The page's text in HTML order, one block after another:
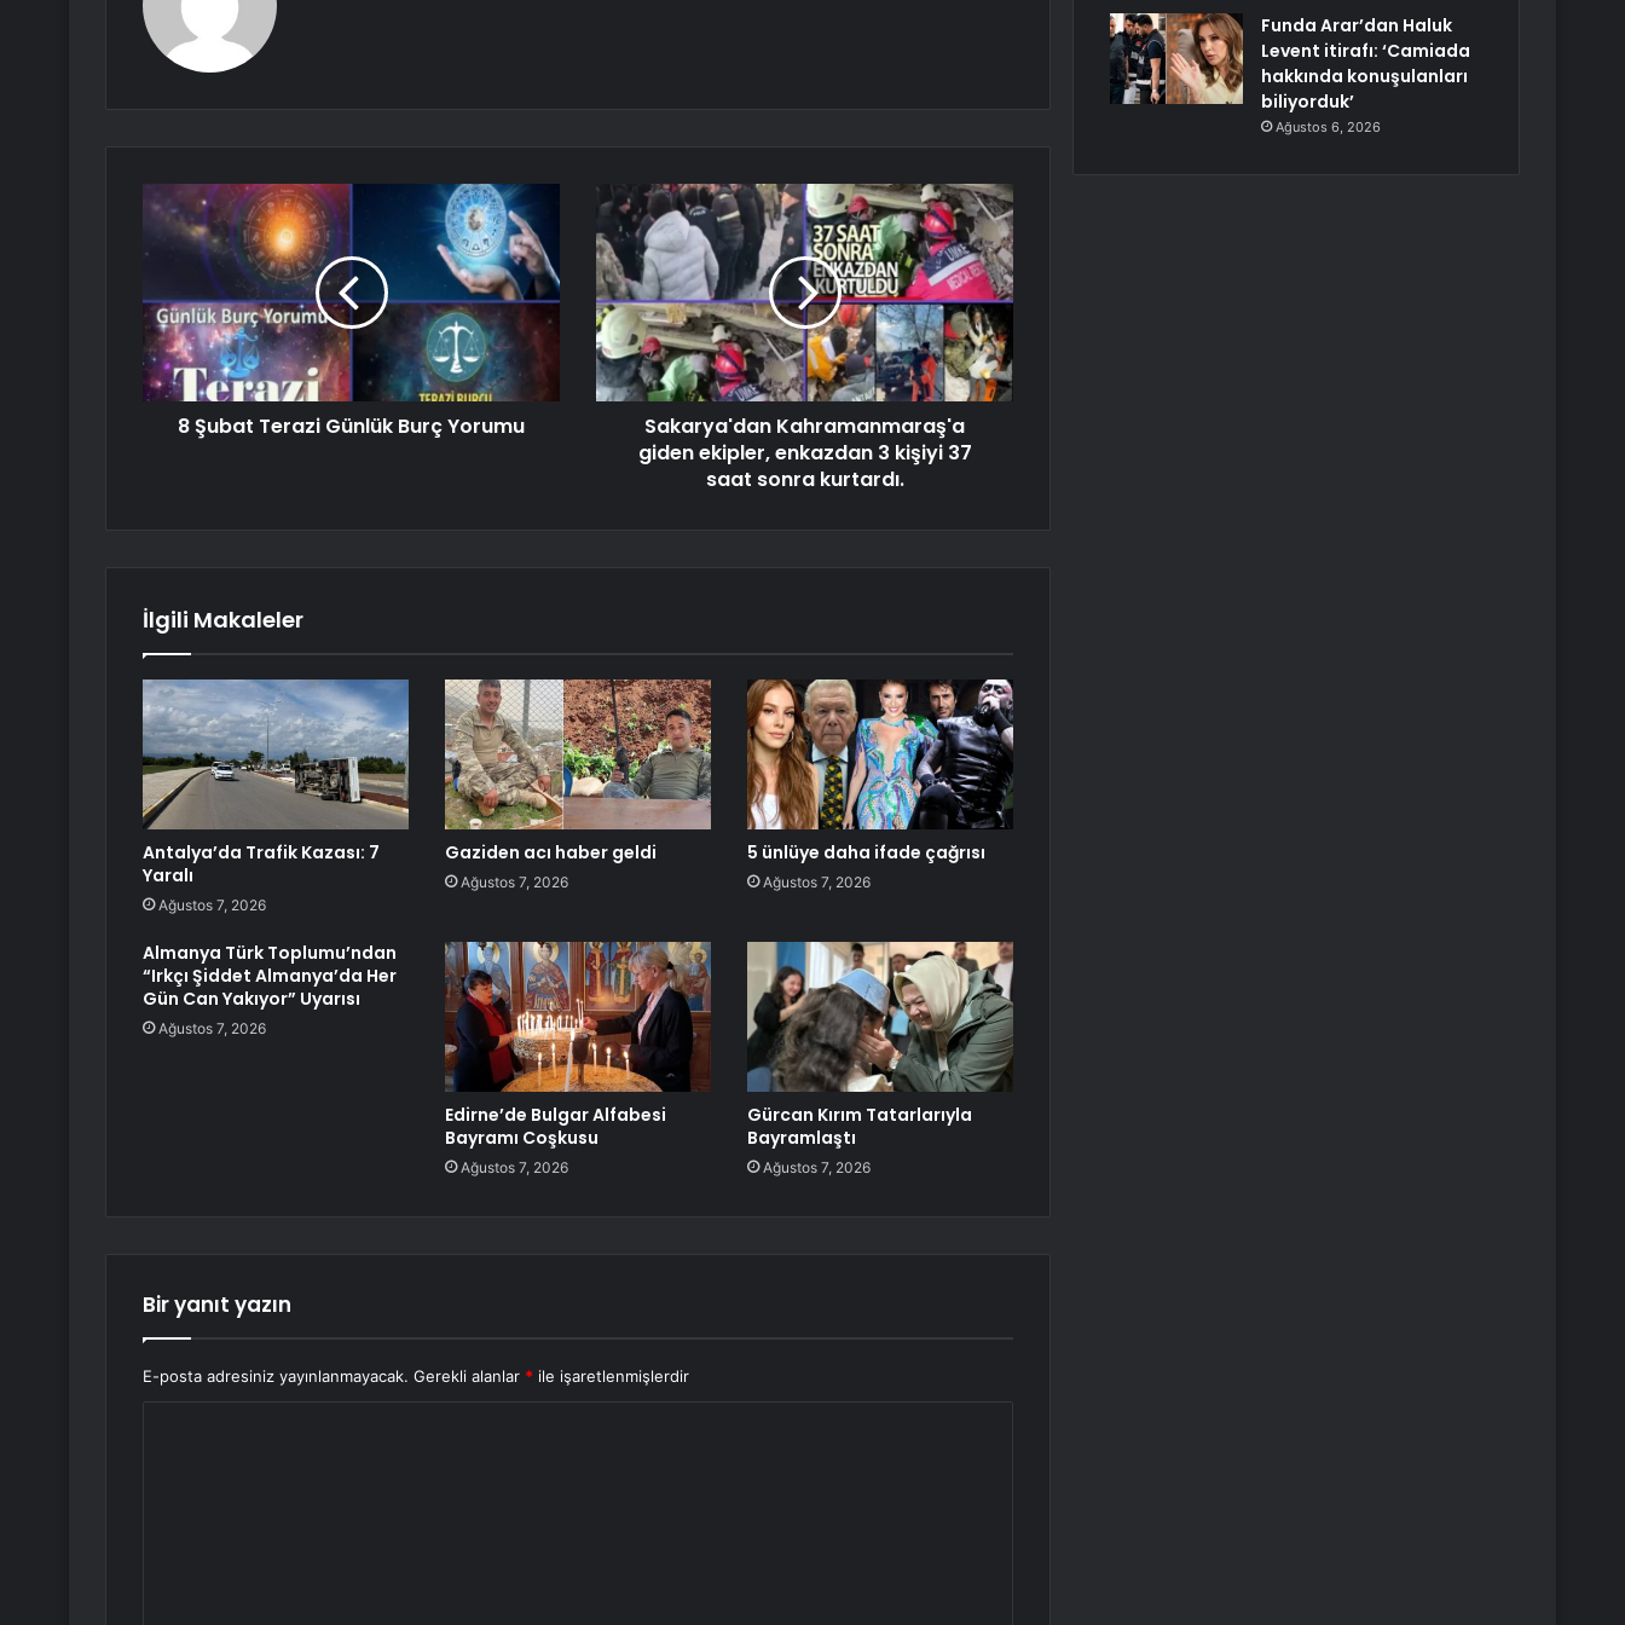
8 Şubat Terazi Günlük Burç Yorumu
Sakarya'dan Kahramanmaraş'a
giden ekipler, enkazdan 3 kişiyi 37
saat sonra kurtardı.
İlgili Makaleler
Antalya’da Trafik Kazası: 7
Yaralı
Ağustos 7, 2026
Gaziden acı haber geldi
Ağustos 7, 2026
5 ünlüye daha ifade çağrısı
Ağustos 7, 2026
Almanya Türk Toplumu’ndan
“Irkçı Şiddet Almanya’da Her
Gün Can Yakıyor” Uyarısı
Ağustos 7, 2026
Edirne’de Bulgar Alfabesi
Bayramı Coşkusu
Ağustos 7, 2026
Gürcan Kırım Tatarlarıyla
Bayramlaştı
Ağustos 7, 2026
Bir yanıt yazın
E-posta adresiniz yayınlanmayacak. Gerekli alanlar * ile işaretlenmişlerdir
Funda Arar’dan Haluk
Levent itirafı: ‘Camiada
hakkında konuşulanları
biliyorduk’
Ağustos 6, 2026